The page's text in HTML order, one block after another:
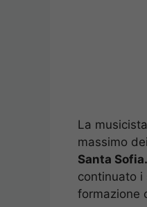
La
massimo
Santa Sofia.
continuato i
formazione